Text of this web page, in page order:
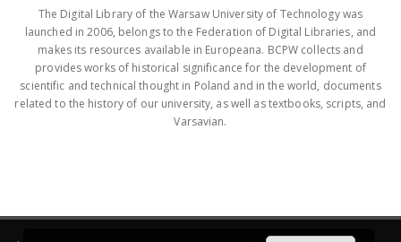
The Digital Library of the Warsaw University of Technology was
launched in 2006, belongs to the Federation of Digital Libraries, and
makes its resources available in Europeana. BCPW collects and
provides works of historical significance for the development of
scientific and technical thought in Poland and in the world, documents
related to the history of our university, as well as textbooks, scripts, and
Varsavian.